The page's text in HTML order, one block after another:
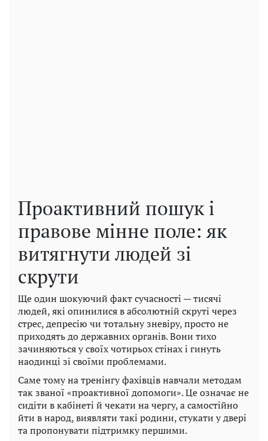
Проактивний пошук і
правове мінне поле: як
витягнути людей зі
скрути
Ще один шокуючий факт сучасності — тисячі
людей, які опинилися в абсолютній скруті через
стрес, депресію чи тотальну зневіру, просто не
приходять до державних органів. Вони тихо
зачиняються у своїх чотирьох стінах і гинуть
наодинці зі своїми проблемами.
Саме тому на тренінгу фахівців навчали методам
так званої «проактивної допомоги». Це означає не
сидіти в кабінеті й чекати на чергу, а самостійно
йти в народ, виявляти такі родини, стукати у двері
та пропонувати підтримку першими.